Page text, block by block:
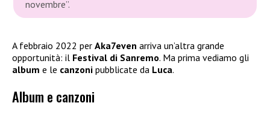
novembre”.
A febbraio 2022 per Aka7even arriva un’altra grande
opportunità: il Festival di Sanremo. Ma prima vediamo gli
album e le canzoni pubblicate da Luca.
Album e canzoni